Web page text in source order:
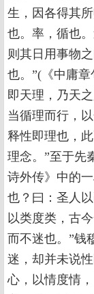
生，因各得其
也。率，循也
则其日用事物
也。”(《中庸
即天理，乃天
当循理而行，
释性即理也，
理念。”至于先
诗外传》中的
也？曰：圣人
以类度类，古
而不迷也。”钱
迷，却并未说
心，以情度情